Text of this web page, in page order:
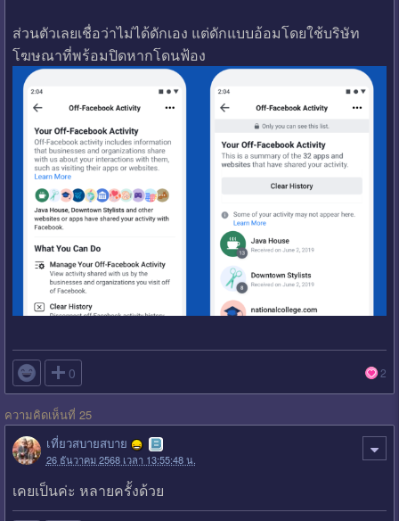
ส่วนตัวเลยเชื่อว่าไม่ได้ดักเอง แต่ดักแบบอ้อมโดยใช้บริษัท
โฆษณาที่พร้อมปิดหากโดนฟ้อง
 0 2
ความคิดเห็นที่ 25
เที่ยวสบายสบาย
26 ธันวาคม 2568 เวลา 13:55:48 น.
เคยเป็นค่ะ หลายครั้งด้วย